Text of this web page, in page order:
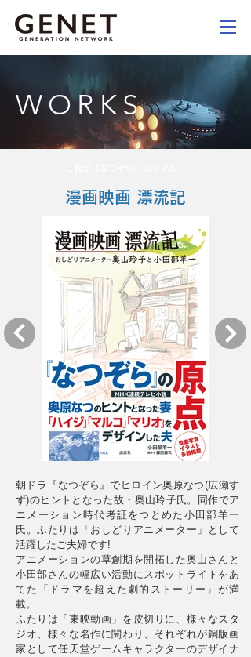
WORKS
漫画映画 漂流記
朝ドラ『なつぞら』でヒロイン奥原なつ(広瀬す
ず)のヒントとなった故・奥山玲子氏。同作でア
ニメーション時代考証をつとめた小田部羊一
氏。ふたりは「おしどりアニメーター」として
活躍したご夫婦です!
アニメーションの草創期を開拓した奥山さんと
小田部さんの幅広い活動にスポットライトをあ
てた「ドラマを超えた劇的ストーリー」が満
載。
ふたりは「東映動画」を皮切りに、様々なスタ
ジオ、様々な名作に関わり、それぞれが銅版画
家として任天堂ゲームキャラクターのデザイナ